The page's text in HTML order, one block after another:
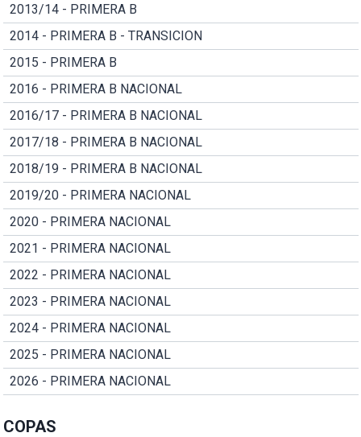
2013/14 - PRIMERA B
2014 - PRIMERA B - TRANSICION
2015 - PRIMERA B
2016 - PRIMERA B NACIONAL
2016/17 - PRIMERA B NACIONAL
2017/18 - PRIMERA B NACIONAL
2018/19 - PRIMERA B NACIONAL
2019/20 - PRIMERA NACIONAL
2020 - PRIMERA NACIONAL
2021 - PRIMERA NACIONAL
2022 - PRIMERA NACIONAL
2023 - PRIMERA NACIONAL
2024 - PRIMERA NACIONAL
2025 - PRIMERA NACIONAL
2026 - PRIMERA NACIONAL
COPAS